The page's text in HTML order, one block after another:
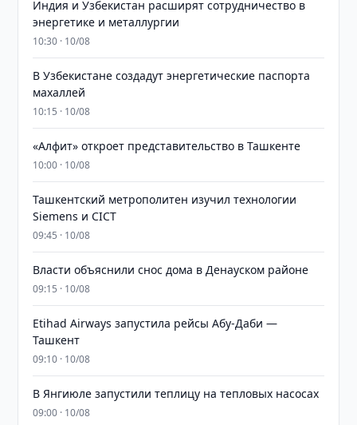
Индия и Узбекистан расширят сотрудничество в
энергетике и металлургии
10:30 · 10/08
В Узбекистане создадут энергетические паспорта
махаллей
10:15 · 10/08
«Алфит» откроет представительство в Ташкенте
10:00 · 10/08
Ташкентский метрополитен изучил технологии
Siemens и CICT
09:45 · 10/08
Власти объяснили снос дома в Денауском районе
09:15 · 10/08
Etihad Airways запустила рейсы Абу-Даби —
Ташкент
09:10 · 10/08
В Янгиюле запустили теплицу на тепловых насосах
09:00 · 10/08